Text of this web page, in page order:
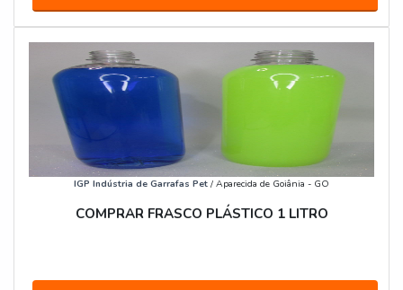
IGP Indústria de Garrafas Pet / Aparecida de Goiânia - GO
COMPRAR FRASCO PLÁSTICO 1 LITRO